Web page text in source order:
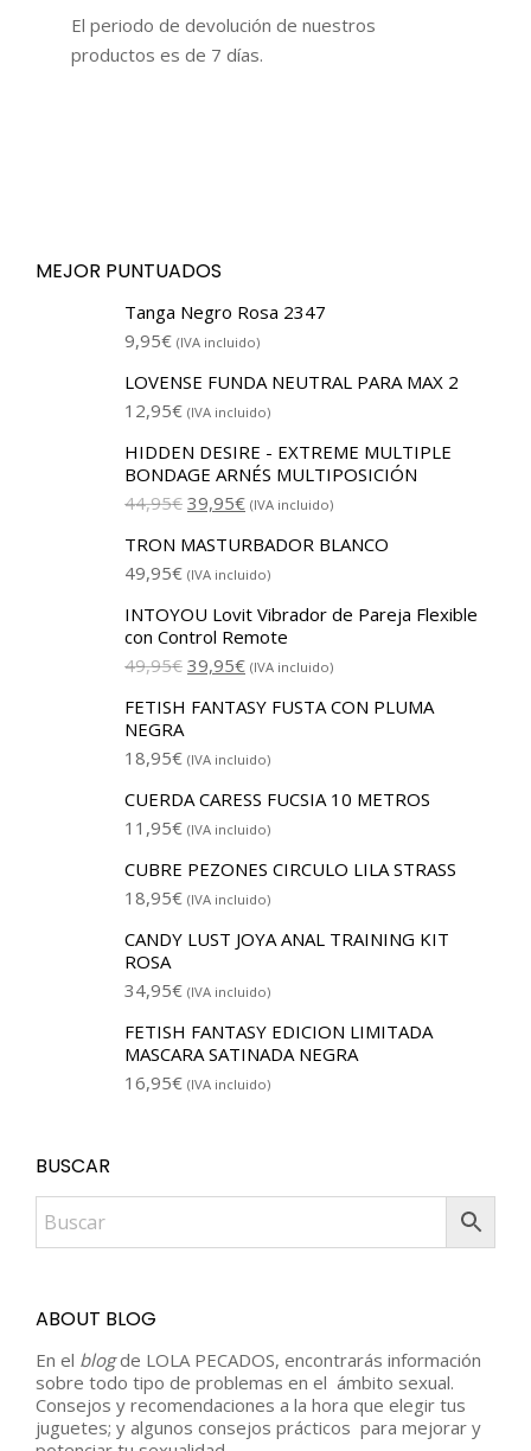
El periodo de devolución de nuestros
productos es de 7 días.
MEJOR PUNTUADOS
Tanga Negro Rosa 2347
9,95€ (IVA incluido)
LOVENSE FUNDA NEUTRAL PARA MAX 2
12,95€ (IVA incluido)
HIDDEN DESIRE - EXTREME MULTIPLE
BONDAGE ARNÉS MULTIPOSICIÓN
44,95€ 39,95€ (IVA incluido)
TRON MASTURBADOR BLANCO
49,95€ (IVA incluido)
INTOYOU Lovit Vibrador de Pareja Flexible
con Control Remote
49,95€ 39,95€ (IVA incluido)
FETISH FANTASY FUSTA CON PLUMA
NEGRA
18,95€ (IVA incluido)
CUERDA CARESS FUCSIA 10 METROS
11,95€ (IVA incluido)
CUBRE PEZONES CIRCULO LILA STRASS
18,95€ (IVA incluido)
CANDY LUST JOYA ANAL TRAINING KIT
ROSA
34,95€ (IVA incluido)
FETISH FANTASY EDICION LIMITADA
MASCARA SATINADA NEGRA
16,95€ (IVA incluido)
BUSCAR
ABOUT BLOG
En el blogde LOLA PECADOS, encontrarás información
sobre todo tipo de problemas en el ámbito sexual.
Consejos y recomendaciones a la hora que elegir tus
juguetes; y algunos consejos prácticos para mejorar y